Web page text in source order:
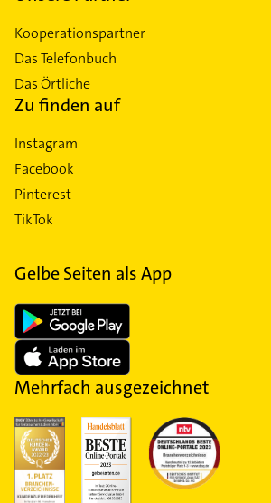
Kooperationspartner
Das Telefonbuch
Das Örtliche
Zu finden auf
Instagram
Facebook
Pinterest
TikTok
Gelbe Seiten als App
Mehrfach ausgezeichnet